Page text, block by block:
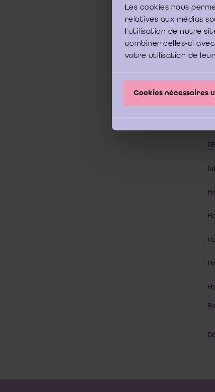
Les cookies nous
relatives aux médias
l'utilisation de notre
combiner celles-ci
votre utilisation de
Cookies nécessaires